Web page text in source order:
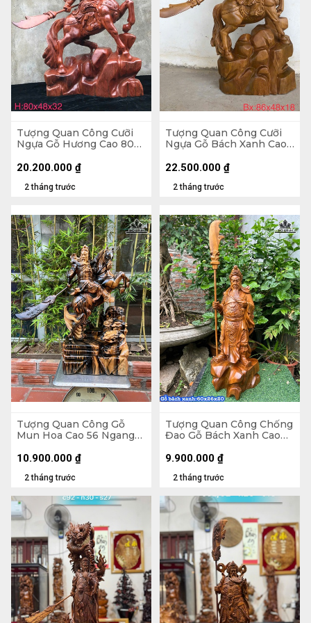
Tượng Quan Công Cưỡi
Ngựa Gỗ Hương Cao 80
2 tháng trước
20.200.000 ₫
Tượng Quan Công Cưỡi
Ngựa Gỗ Bách Xanh Cao
2 tháng trước
22.500.000 ₫
Tượng Quan Công Gỗ
Mun Hoa Cao 56 Ngang
2 tháng trước
10.900.000 ₫
Tượng Quan Công Chống
Đao Gỗ Bách Xanh Cao
2 tháng trước
9.900.000 ₫